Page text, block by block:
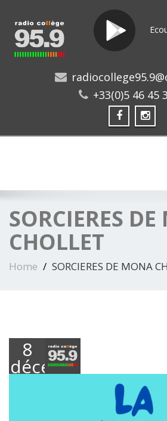
+33(0)5 46 45
SORCIERES
CHOLLET
Home SORCIERES DE MONA
8
décembre